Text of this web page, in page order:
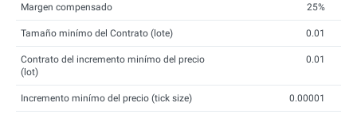
Margen compensado 25%
Tamaño minímo del Contrato (lote) 0.01
Contrato del incremento minímo del precio
(lot)
0.01
Incremento minímo del precio (tick size) 0.00001